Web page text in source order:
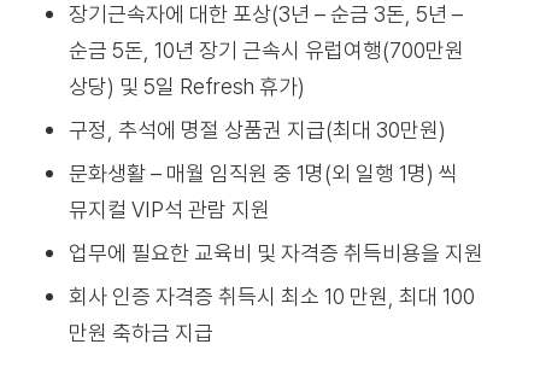
장기근속자에 대한 포상(3년 – 순금 3돈, 5년 –
순금 5돈, 10년 장기 근속시 유럽여행(700만원
상당) 및 5일 Refresh 휴가)
구정, 추석에 명절 상품권 지급(최대 30만원)
문화생활 – 매월 임직원 중 1명(외 일행 1명) 씩
뮤지컬 VIP석 관람 지원
업무에 필요한 교육비 및 자격증 취득비용을 지원
회사 인증 자격증 취득시 최소 10 만원, 최대 100
만원 축하금 지급